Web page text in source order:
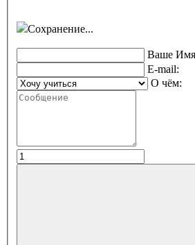
Сохранение...
Ваше
E-mail:
О чём: